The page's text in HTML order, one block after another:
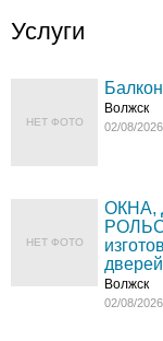
Услуги
НЕТ ФОТО
Волжск
02/08/
НЕТ ФОТО
ОКНА,
Волжск
02/08/